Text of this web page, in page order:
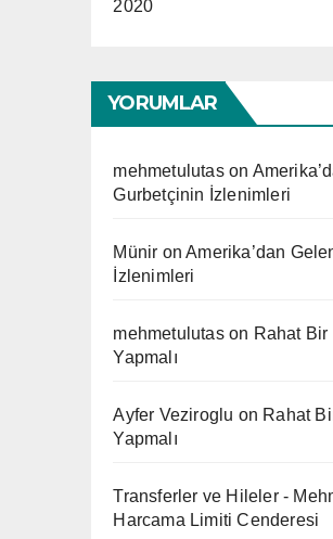
2020
YORUMLAR
mehmetulutason
Gurbetçinin İzlenimleri
Münir onAmerika’dan
İzlenimleri
mehmetulutason Rahat
Yapmalı
Ayfer Veziroglu on Rahat
Yapmalı
Transferler ve Hileler -
Harcama Limiti Cenderesi